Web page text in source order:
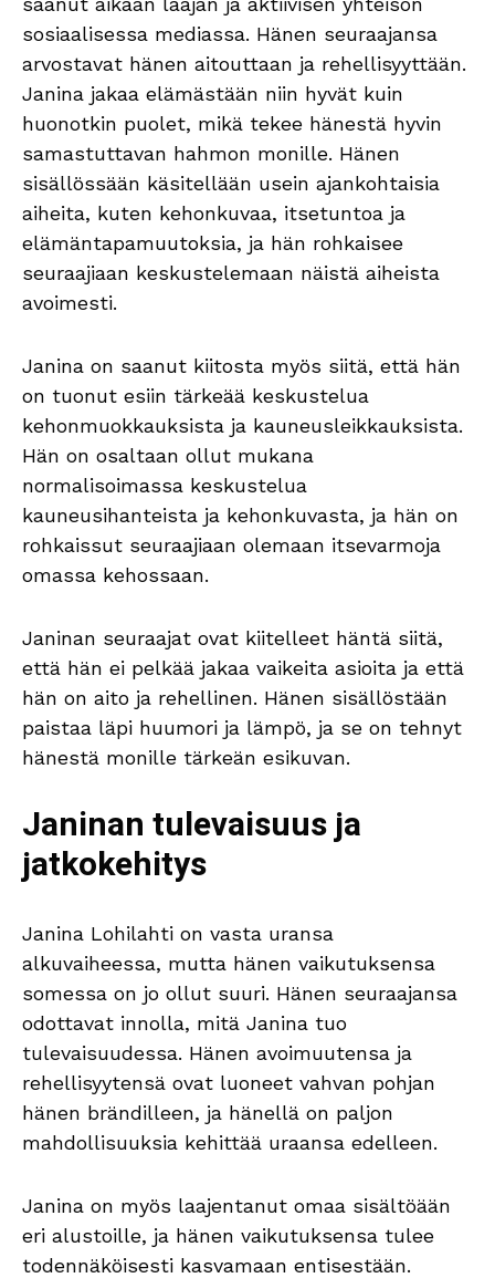
sosiaalisessa mediassa. Hänen seuraajansa
arvostavat hänen aitouttaan ja rehellisyyttään.
Janina jakaa elämästään niin hyvät kuin
huonotkin puolet, mikä tekee hänestä hyvin
samastuttavan hahmon monille. Hänen
sisällössään käsitellään usein ajankohtaisia
aiheita, kuten kehonkuvaa, itsetuntoa ja
elämäntapamuutoksia, ja hän rohkaisee
seuraajiaan keskustelemaan näistä aiheista
avoimesti.
Janina on saanut kiitosta myös siitä, että hän
on tuonut esiin tärkeää keskustelua
kehonmuokkauksista ja kauneusleikkauksista.
Hän on osaltaan ollut mukana
normalisoimassa keskustelua
kauneusihanteista ja kehonkuvasta, ja hän on
rohkaissut seuraajiaan olemaan itsevarmoja
omassa kehossaan.
Janinan seuraajat ovat kiitelleet häntä siitä,
että hän ei pelkää jakaa vaikeita asioita ja että
hän on aito ja rehellinen. Hänen sisällöstään
paistaa läpi huumori ja lämpö, ja se on tehnyt
hänestä monille tärkeän esikuvan.
Janinan tulevaisuus ja
jatkokehitys
Janina Lohilahti on vasta uransa
alkuvaiheessa, mutta hänen vaikutuksensa
somessa on jo ollut suuri. Hänen seuraajansa
odottavat innolla, mitä Janina tuo
tulevaisuudessa. Hänen avoimuutensa ja
rehellisyytensä ovat luoneet vahvan pohjan
hänen brändilleen, ja hänellä on paljon
mahdollisuuksia kehittää uraansa edelleen.
Janina on myös laajentanut omaa sisältöään
eri alustoille, ja hänen vaikutuksensa tulee
todennäköisesti kasvamaan entisestään.